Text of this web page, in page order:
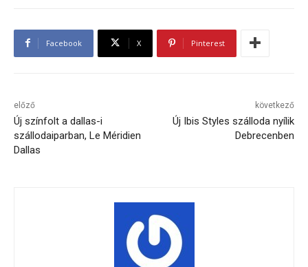
Facebook X Pinterest
előző
Új színfolt a dallas-i
szállodaiparban, Le Méridien
Dallas
következő
Új Ibis Styles szálloda nyílik
Debrecenben